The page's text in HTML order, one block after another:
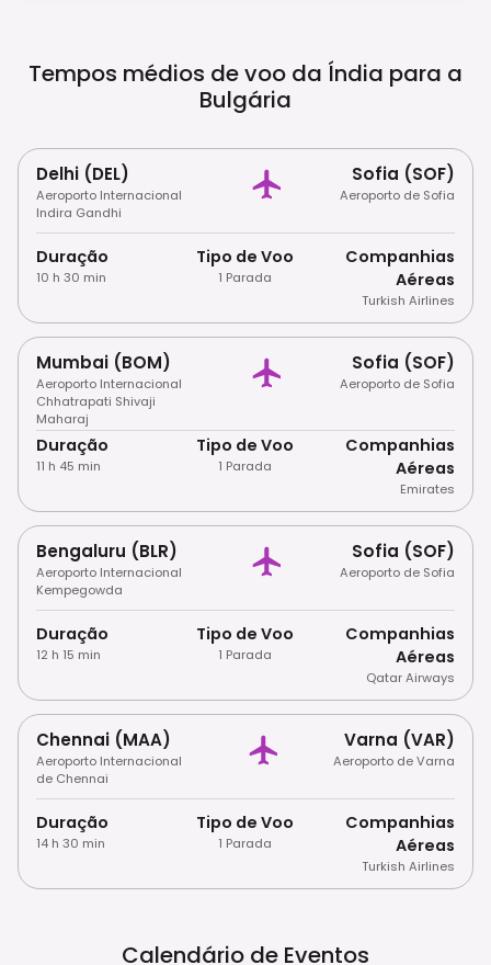
Tempos médios de voo da Índia para a
Bulgária
Delhi (DEL)
Aeroporto Internacional
Indira Gandhi
Sofia (SOF)
Aeroporto de Sofia
Duração
10 h 30 min
Tipo de Voo
1 Parada
Companhias
Aéreas
Turkish Airlines
Mumbai (BOM)
Aeroporto Internacional
Chhatrapati Shivaji
Maharaj
Sofia (SOF)
Aeroporto de Sofia
Duração
11 h 45 min
Tipo de Voo
1 Parada
Companhias
Aéreas
Emirates
Bengaluru (BLR)
Aeroporto Internacional
Kempegowda
Sofia (SOF)
Aeroporto de Sofia
Duração
12 h 15 min
Tipo de Voo
1 Parada
Companhias
Aéreas
Qatar Airways
Chennai (MAA)
Aeroporto Internacional
de Chennai
Varna (VAR)
Aeroporto de Varna
Duração
14 h 30 min
Tipo de Voo
1 Parada
Companhias
Aéreas
Turkish Airlines
Calendário de Eventos